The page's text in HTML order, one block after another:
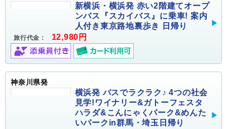
新横浜・横浜発 赤い2階建てオープ
ンバス『スカイバス』に乗車! 案内
人付き東京路地裏歩き 日帰り
旅行代金： 12,980円
神奈川県発
横浜発 バスでラクラク♪ 4つの社会
見学!ワイナリー&ガトーフェスタ
ハラダ&こんにゃくパーク&めんた
いパークin群馬・埼玉日帰り